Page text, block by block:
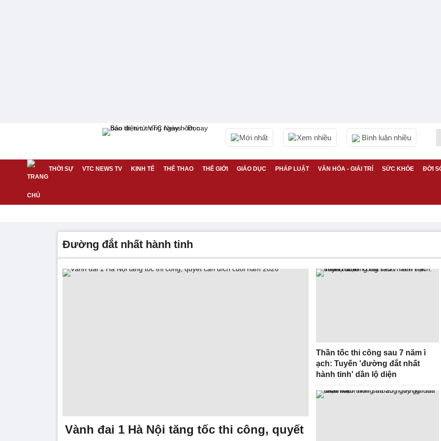
Mới nhất Xem nhiều Bình luận nhiều
THỜI SỰ VTC NEWS TV KINH TẾ THỂ THAO THẾ GIỚI GIÁO DỤC PHÁP LUẬT VĂN HÓA - GIẢI TRÍ SỨC KHỎE ĐỜI
đường đắt nhất hành tinh
Vành đai 1 Hà Nội tăng tốc thi công, quyết
Thần tốc thi công sau 7 năm ì
ạch: Tuyến 'đường đắt nhất
hành tinh' dần lộ diện